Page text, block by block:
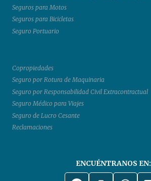
Seguros para Motos
Seguros para Bicicletas
Seguro Portuario
Copropiedades
Seguro por Rotura de Maquinaria
Seguro por Responsabilidad Civil Extracontractual
Seguro Médico para Viajes
Seguro de Lucro Cesante
Reclamaciones
ENCUÉNTRANOS EN: